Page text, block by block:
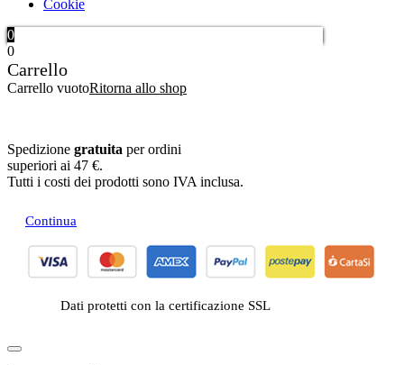
Cookie
0
0
Carrello
Carrello vuotoRitorna allo shop
Spedizione gratuita per ordini
superiori ai 47 €.
Tutti i costi dei prodotti sono IVA inclusa.
Continua
Dati protetti con la certificazione SSL